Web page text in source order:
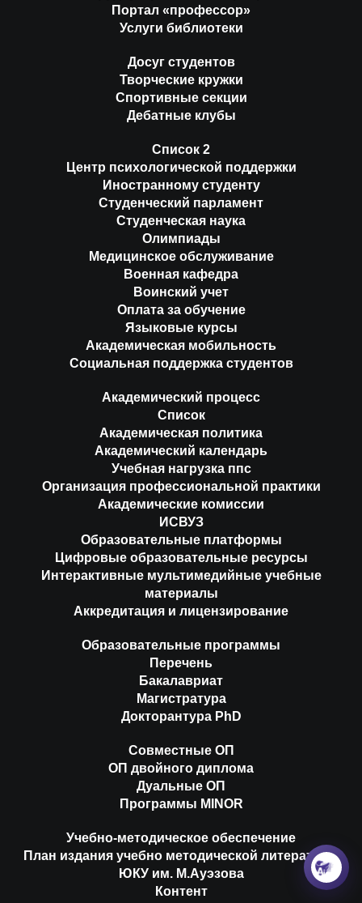
Портал «профессор»
Услуги библиотеки
Досуг студентов
Творческие кружки
Спортивные секции
Дебатные клубы
Список 2
Центр психологической поддержки
Иностранному студенту
Студенческий парламент
Студенческая наука
Олимпиады
Медицинское обслуживание
Военная кафедра
Воинский учет
Оплата за обучение
Языковые курсы
Академическая мобильность
Социальная поддержка студентов
Академический процесс
Список
Академическая политика
Академический календарь
Учебная нагрузка ппс
Организация профессиональной практики
Академические комиссии
ИСВУЗ
Образовательные платформы
Цифровые образовательные ресурсы
Интерактивные мультимедийные учебные
материалы
Аккредитация и лицензирование
Образовательные программы
Перечень
Бакалавриат
Магистратура
Докторантура PhD
Совместные ОП
ОП двойного диплома
Дуальные ОП
Программы MINOR
Учебно-методическое обеспечение
План издания учебно методической литературы
ЮКУ им. М.Ауэзова
Контент